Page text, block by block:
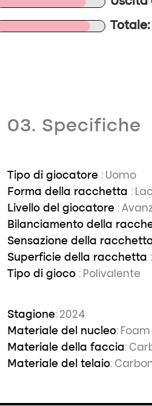
03. Specifiche
Tipo di giocatore : Uomo
Forma della racchetta :
Livello del giocatore :
Bilanciamento della
Sensazione della
Superficie della racchetta
Tipo di gioco : Polivalente
Stagione: 2024
Materiale del nucleo:
Materiale della faccia:
Materiale del telaio: